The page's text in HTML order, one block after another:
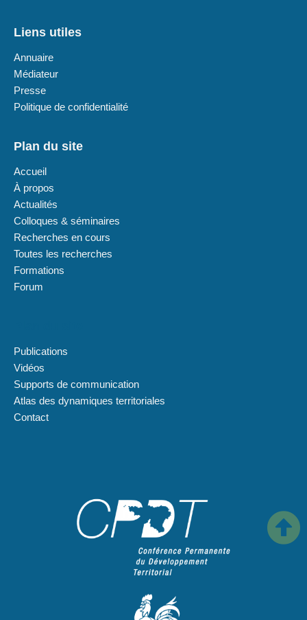
Liens utiles
Annuaire
Médiateur
Presse
Politique de confidentialité
Plan du site
Accueil
À propos
Actualités
Colloques & séminaires
Recherches en cours
Toutes les recherches
Formations
Forum
Publications
Vidéos
Supports de communication
Atlas des dynamiques territoriales
Contact